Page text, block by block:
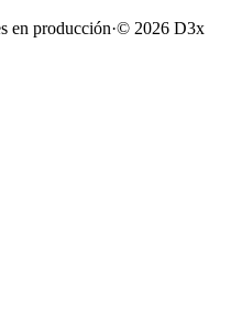
en producción·© 2026 D3x